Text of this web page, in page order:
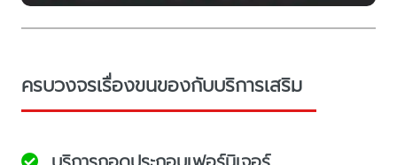
ครบวงจรเรื่องขนของกับบริการเสริม